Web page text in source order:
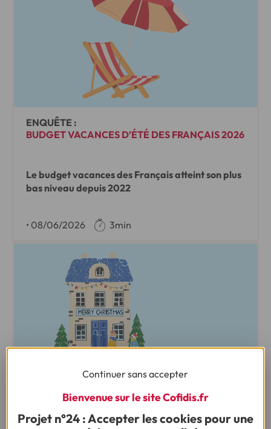
ENQUÊTE :
BUDGET VACANCES D’ÉTÉ DES FRANÇAIS 2026
Le budget vacances des Français atteint son plus
bas niveau depuis 2022
• 08/06/2026 3min
ENQUÊTE :
LES FRANÇAIS ET NOËL : 9ÈME ÉDITION
Continuer sans accepter
Bienvenue sur le site Cofidis.fr
Projet n°24 : Accepter les cookies pour une